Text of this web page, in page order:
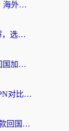
ChickCN和Unblock Youku好用吗？海外党亲测3款回国加速器，附iOS免费选择指南
海外党避坑指南：告别pc vpn 破解，选对回国加速器轻松访问国内资源
穿梭和海龟哪个好？海外党亲测回国加速器，附电脑免费VPN推荐
Quickback VPN好用吗？和穿梭VPN对比哪个回国效果更好？海外党必看的真实测评与选择指南
穿梭和快喵好用吗？海外党亲测3款回国加速器，附日本回国VPN避坑指南